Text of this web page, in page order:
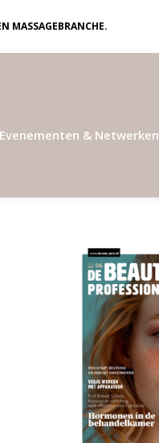
MASSAGEBRANCHE.
Evenementen & Netwerken